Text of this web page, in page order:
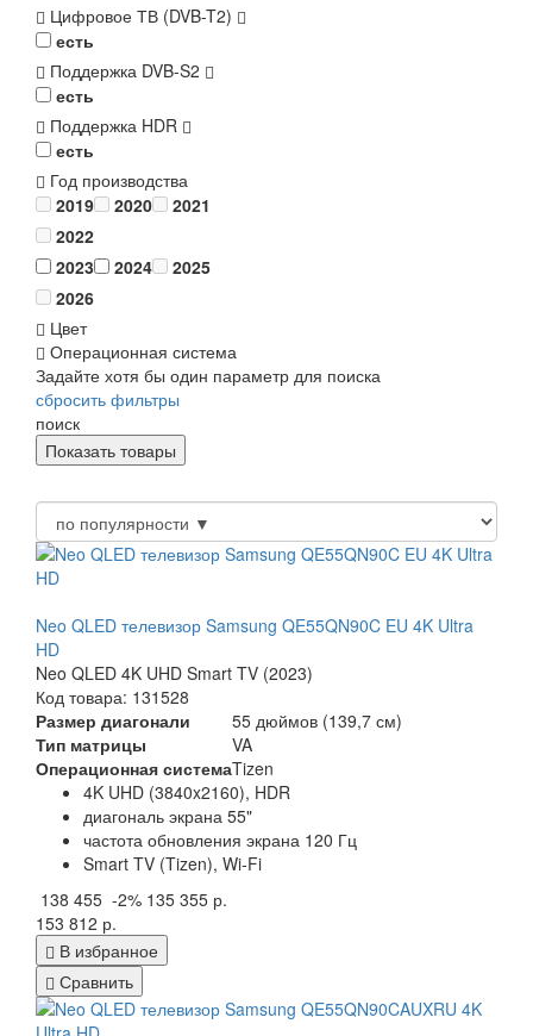
Цифровое ТВ (DVB-T2)
есть
Поддержка DVB-S2
есть
Поддержка HDR
есть
Год производства
2019
2020
2021
2022
2023
2024
2025
2026
Цвет
Операционная система
Задайте хотя бы один параметр для поиска
сбросить фильтры
поиск
Neo QLED телевизор Samsung QE55QN90C EU 4K Ultra
HD
Neo QLED 4K UHD Smart TV (2023)
Код товара: 131528
Размер диагонали
55 дюймов (139,7 см)
Тип матрицы
VA
Операционная системаTizen
4K UHD (3840x2160), HDR
диагональ экрана 55"
частота обновления экрана 120 Гц
Smart TV (Tizen), Wi-Fi
138 455 -2% 135 355 р.
153 812 р.
В избранное
Сравнить